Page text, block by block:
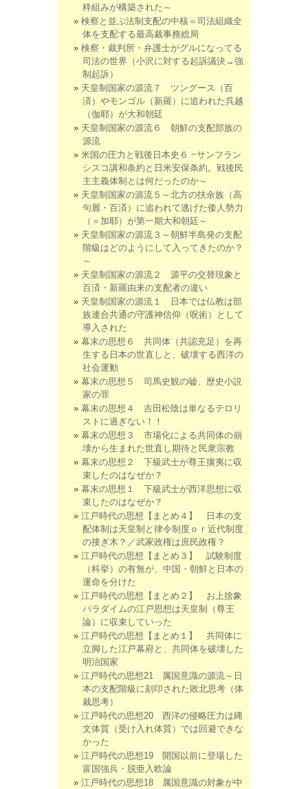
枠組みが構築された～
検察と並ぶ法制支配の中核＝司法組織全
体を支配する最高裁事務総局
検察・裁判所・弁護士がグルになってる
司法の世界（小沢に対する起訴議決→強
制起訴）
天皇制国家の源流７ ツングース（百
済）やモンゴル（新羅）に追われた呉越
（伽耶）が大和朝廷
天皇制国家の源流６ 朝鮮の支配部族の
源流
米国の圧力と戦後日本史６ ~サンフラン
シスコ講和条約と日米安保条約。戦後民
主主義体制とは何だったのか～
天皇制国家の源流５～北方の扶余族（高
句麗・百済）に追われて逃げた倭人勢力
（＝加耶）が第一期大和朝廷～
天皇制国家の源流３～朝鮮半島発の支配
階級はどのようにして入ってきたのか？
～
天皇制国家の源流２ 源平の交替現象と
百済・新羅由来の支配者の違い
天皇制国家の源流１ 日本では仏教は部
族連合共通の守護神信仰（呪術）として
導入された
幕末の思想６ 共同体（共認充足）を再
生する日本の世直しと、破壊する西洋の
社会運動
幕末の思想５ 司馬史観の嘘、歴史小説
家の罪
幕末の思想４ 吉田松陰は単なるテロリ
ストに過ぎない！！
幕末の思想３ 市場化による共同体の崩
壊から生まれた世直し期待と民衆宗教
幕末の思想２ 下級武士が尊王攘夷に収
束したのはなぜか？
幕末の思想１ 下級武士が西洋思想に収
束したのはなぜか？
江戸時代の思想【まとめ４】 日本の支
配体制は天皇制と律令制度ｏｒ近代制度
の接ぎ木？／武家政権は庶民政権？
江戸時代の思想【まとめ３】 試験制度
（科挙）の有無が、中国・朝鮮と日本の
運命を分けた
江戸時代の思想【まとめ２】 お上捨象
パラダイムの江戸思想は天皇制（尊王
論）に収束していった
江戸時代の思想【まとめ１】 共同体に
立脚した江戸幕府と、共同体を破壊した
明治国家
江戸時代の思想21 属国意識の源流～日
本の支配階級に刻印された敗北思考（体
裁思考）
江戸時代の思想20 西洋の侵略圧力は縄
文体質（受け入れ体質）では回避できな
かった
江戸時代の思想19 開国以前に登場した
富国強兵・脱亜入欧論
江戸時代の思想18 属国意識の対象が中